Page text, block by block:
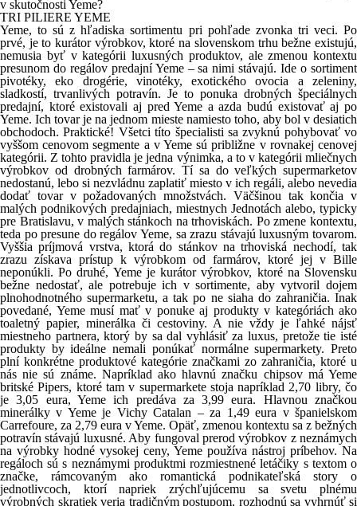
v skutočnosti Yeme?
TRI PILIERE YEME
Yeme, to sú z hľadiska sortimentu pri pohľade zvonka tri veci. Po
prvé, je to kurátor výrobkov, ktoré na slovenskom trhu bežne existujú,
nemusia byť v kategórii luxusných produktov, ale zmenou kontextu
presunom do regálov predajní Yeme – sa nimi stávajú. Ide o sortiment
pivotéky, eko drogérie, vinotéky, exotického ovocia a zeleniny,
sladkostí, trvanlivých potravín. Je to ponuka drobných špeciálnych
predajní, ktoré existovali aj pred Yeme a azda budú existovať aj po
Yeme. Ich tovar je na jednom mieste namiesto toho, aby bol v desiatich
obchodoch. Praktické! Všetci títo špecialisti sa zvyknú pohybovať vo
vyššom cenovom segmente a v Yeme sú približne v rovnakej cenovej
kategórii. Z tohto pravidla je jedna výnimka, a to v kategórii mliečnych
výrobkov od drobných farmárov. Tí sa do veľkých supermarketov
nedostanú, lebo si nezvládnu zaplatiť miesto v ich regáli, alebo nevedia
dodať tovar v požadovaných množstvách. Väčšinou tak končia v
malých podnikových predajniach, miestnych Jednotách alebo, typicky
pre Bratislavu, v malých stánkoch na trhoviskách. Po zmene kontextu,
teda po presune do regálov Yeme, sa zrazu stávajú luxusným tovarom.
Vyššia príjmová vrstva, ktorá do stánkov na trhoviská nechodí, tak
zrazu získava prístup k výrobkom od farmárov, ktoré jej v Bille
neponúkli. Po druhé, Yeme je kurátor výrobkov, ktoré na Slovensku
bežne nedostať, ale potrebuje ich v sortimente, aby vytvoril dojem
plnohodnotného supermarketu, a tak po ne siaha do zahraničia. Inak
povedané, Yeme musí mať v ponuke aj produkty v kategóriách ako
toaletný papier, minerálka či cestoviny. A nie vždy je ľahké nájsť
miestneho partnera, ktorý by sa dal vyhlásiť za luxus, pretože tie isté
produkty by ideálne nemali ponúkať normálne supermarkety. Preto
plní konkrétne produktové kategórie značkami zo zahraničia, ktoré u
nás nie sú známe. Napríklad ako hlavnú značku chipsov má Yeme
britské Pipers, ktoré tam v supermarkete stoja napríklad 2,70 libry, čo
je 3,05 eura, Yeme ich predáva za 3,99 eura. Hlavnou značkou
minerálky v Yeme je Vichy Catalan – za 1,49 eura v španielskom
Carrefoure, za 2,79 eura v Yeme. Opäť, zmenou kontextu sa z bežných
potravín stávajú luxusné. Aby fungoval prerod výrobkov z neznámych
na výrobky hodné vysokej ceny, Yeme používa nástroj príbehov. Na
regáloch sú s neznámymi produktmi rozmiestnené letáčiky s textom o
značke, rámcovaným ako romantická podnikateľská story o
jednotlivcoch, ktorí napriek zrýchľujúcemu sa svetu plnému
výrobných skratiek veria tradičným postupom, rozhodnú sa vyhrnúť si